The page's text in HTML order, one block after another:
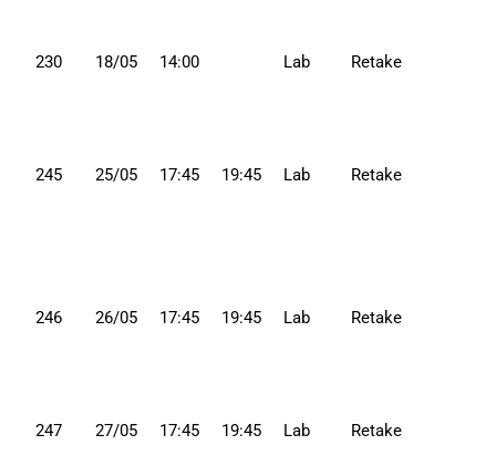
230 18/05 14:00 Lab Retake
245 25/05 17:45 19:45 Lab Retake
246 26/05 17:45 19:45 Lab Retake
247 27/05 17:45 19:45 Lab Retake